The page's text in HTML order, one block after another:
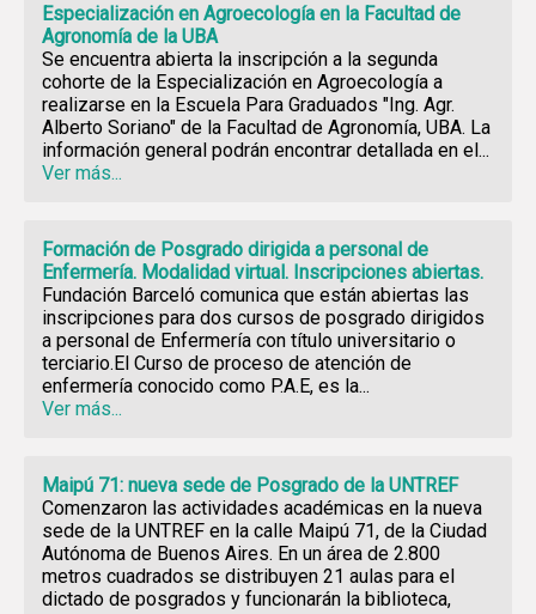
Especialización en Agroecología en la Facultad de
Agronomía de la UBA
Se encuentra abierta la inscripción a la segunda
cohorte de la Especialización en Agroecología a
realizarse en la Escuela Para Graduados "Ing. Agr.
Alberto Soriano" de la Facultad de Agronomía, UBA. La
información general podrán encontrar detallada en el...
Ver más...
Formación de Posgrado dirigida a personal de
Enfermería. Modalidad virtual. Inscripciones abiertas.
Fundación Barceló comunica que están abiertas las
inscripciones para dos cursos de posgrado dirigidos
a personal de Enfermería con título universitario o
terciario.El Curso de proceso de atención de
enfermería conocido como P.A.E, es la...
Ver más...
Maipú 71: nueva sede de Posgrado de la UNTREF
Comenzaron las actividades académicas en la nueva
sede de la UNTREF en la calle Maipú 71, de la Ciudad
Autónoma de Buenos Aires. En un área de 2.800
metros cuadrados se distribuyen 21 aulas para el
dictado de posgrados y funcionarán la biblioteca,